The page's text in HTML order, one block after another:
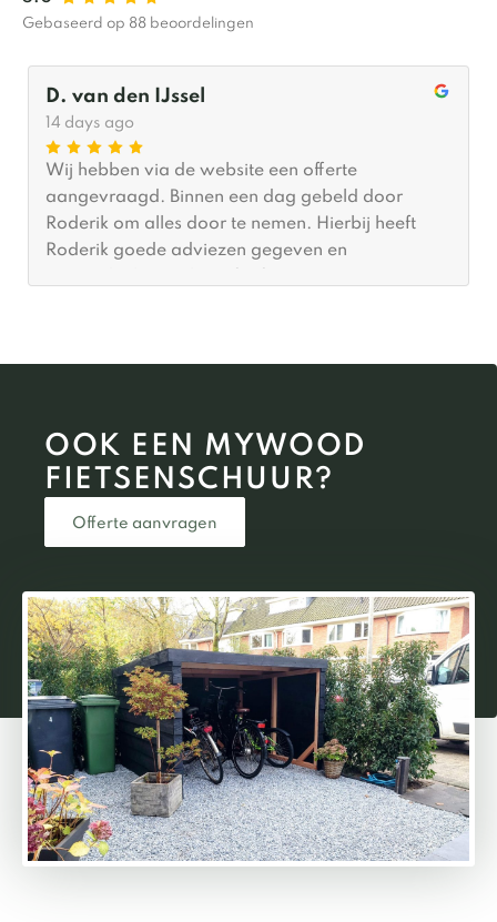
Gebaseerd op 88 beoordelingen
D. van den IJssel
14 days ago
Wij hebben via de website een offerte
aangevraagd. Binnen een dag gebeld door
Roderik om alles door te nemen. Hierbij heeft
Roderik goede adviezen gegeven en
OOK EEN MYWOOD
FIETSEN­SCHUUR?
Offerte aanvragen